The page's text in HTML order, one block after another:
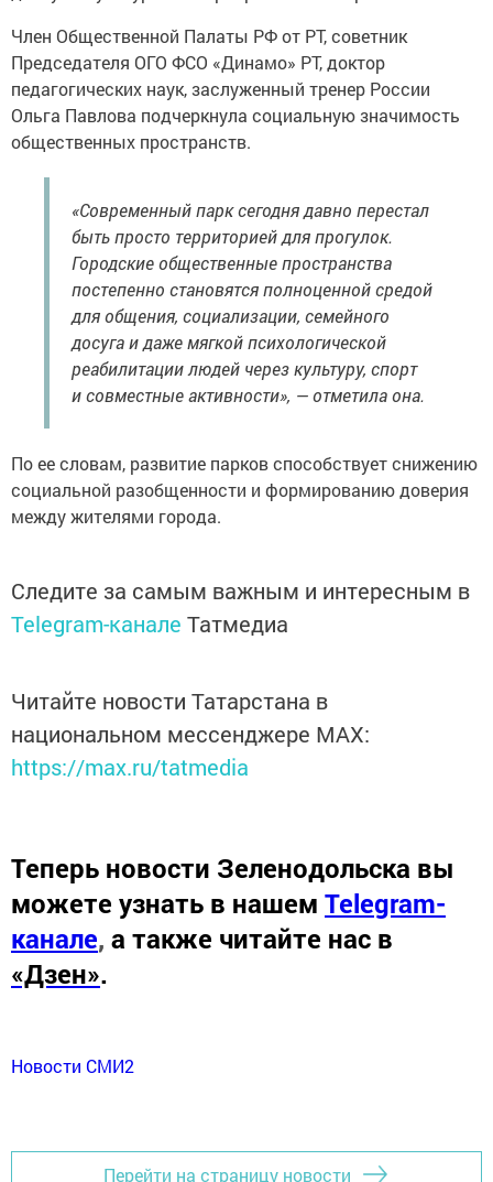
Член Общественной Палаты РФ от РТ, советник
Председателя ОГО ФСО «Динамо» РТ, доктор
педагогических наук, заслуженный тренер России
Ольга Павлова подчеркнула социальную значимость
общественных пространств.
«Современный парк сегодня давно перестал
быть просто территорией для прогулок.
Городские общественные пространства
постепенно становятся полноценной средой
для общения, социализации, семейного
досуга и даже мягкой психологической
реабилитации людей через культуру, спорт
и совместные активности», — отметила она.
По ее словам, развитие парков способствует снижению
социальной разобщенности и формированию доверия
между жителями города.
Следите за самым важным и интересным в
Telegram-канале Татмедиа
Читайте новости Татарстана в
национальном мессенджере MАХ:
https://max.ru/tatmedia
Теперь новости Зеленодольска вы
можете узнать в нашем Telegram-
канале, а также читайте нас в
«Дзен».
Новости СМИ2
Перейти на страницу новости